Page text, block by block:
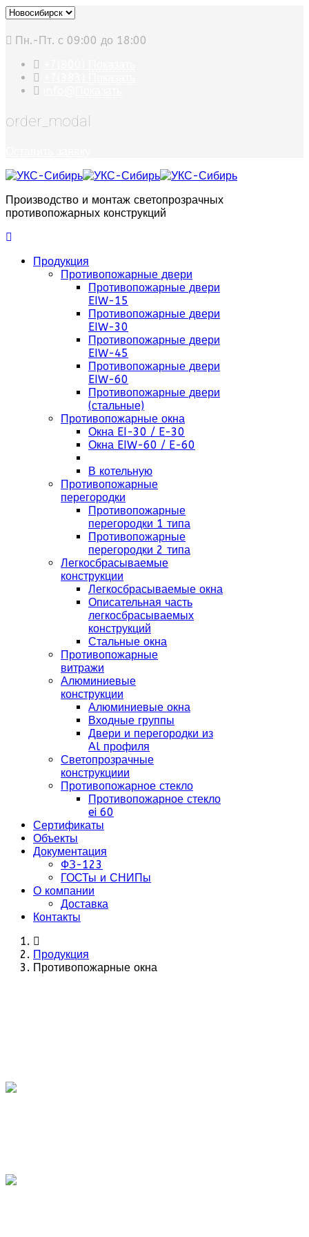
Пн.-Пт. с 09:00 до 18:00
order_modal
Производство и монтаж светопрозрачных
противопожарных конструкций
Продукция
Противопожарные двери
Противопожарные двери
EIW-15
Противопожарные двери
EIW-30
Противопожарные двери
EIW-45
Противопожарные двери
EIW-60
Противопожарные двери
(стальные)
Противопожарные окна
Окна EI-30 / E-30
Окна EIW-60 / E-60
В котельную
Противопожарные
перегородки
Противопожарные
перегородки 1 типа
Противопожарные
перегородки 2 типа
Легкосбрасываемые
конструкции
Легкосбрасываемые окна
Описательная часть
легкосбрасываемых
конструкций
Стальные окна
Противопожарные
витражи
Алюминиевые
конструкции
Алюминиевые окна
Входные группы
Двери и перегородки из
Al профиля
Светопрозрачные
конструкциии
Противопожарное стекло
Противопожарное стекло
ei 60
Сертификаты
Объекты
Документация
ФЗ-123
ГОСТы и СНИПы
О компании
Доставка
Контакты
Продукция
Противопожарные окна